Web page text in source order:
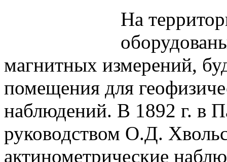
На
магнитных измерений,
помещения для
наблюдений. В 1892 г. в
руководством О.Д.
актинометрические